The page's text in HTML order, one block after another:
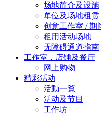
场地简介及设施
单位及场地租赁
创意工作室 / 期
租用活动场地
无障碍通道指南
工作室，店铺及餐厅
网上购物
精彩活动
活動一覧
活动及节目
工作坊